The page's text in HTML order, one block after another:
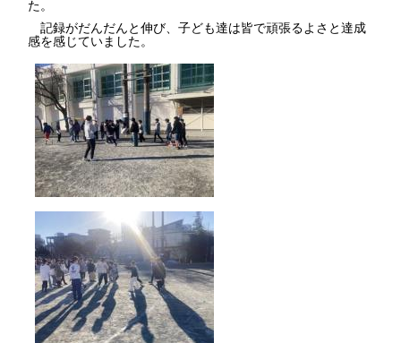
た。
記録がだんだんと伸び、子ども達は皆で頑張るよさと達成
感を感じていました。